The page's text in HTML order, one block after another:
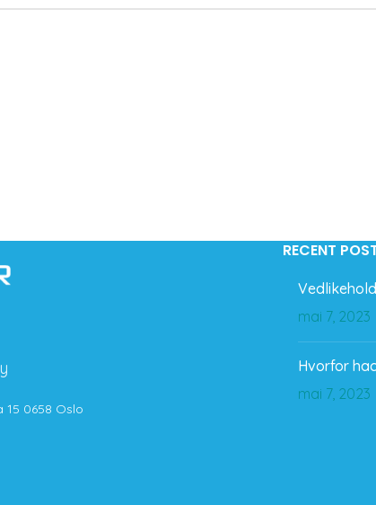
15 0658 Oslo
RECENT
mai 7, 2023
Hvorfor
mai 7, 2023